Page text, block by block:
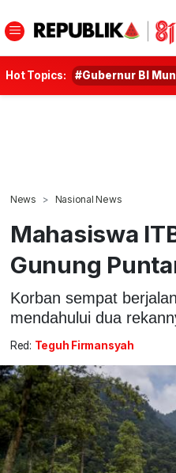
Hot Topics: #Gubernur BI
News Nasional News
Mahasiswa
Gunung
Korban sempat
mendahului dua
Red: Teguh Firmansyah